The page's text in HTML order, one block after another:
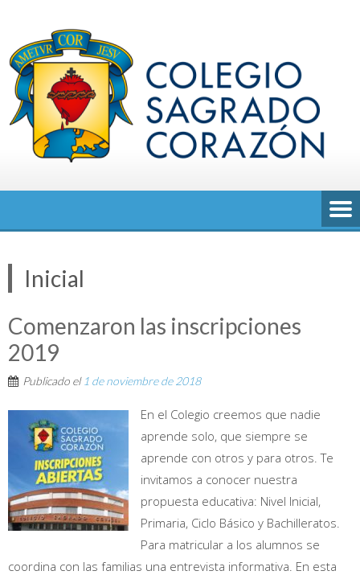
contenido
Inicial
Comenzaron las inscripciones
2019
Publicado el 1 de noviembre de 2018
En el Colegio creemos que nadie
aprende solo, que siempre se
aprende con otros y para otros. Te
invitamos a conocer nuestra
propuesta educativa: Nivel Inicial,
Primaria, Ciclo Básico y Bachilleratos.
Para matricular a los alumnos se
coordina con las familias una entrevista informativa. En esta